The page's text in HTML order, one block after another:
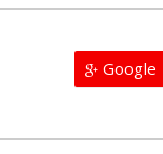
Google